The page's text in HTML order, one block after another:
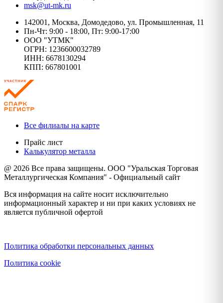
msk@ut-mk.ru
142001, Москва, Домодедово, ул. Промышленная, 11
Пн-Чт: 9:00 - 18:00, Пт: 9:00-17:00
ООО "УТМК"
ОГРН: 1236600032789
ИНН: 6678130294
КПП: 667801001
Все филиалы на карте
Прайс лист
Калькулятор металла
@ 2026 Все права защищены. ООО "Уральская Торговая
Металлургическая Компания" - Официальный сайт
Вся информация на сайте носит исключительно
информационный характер и ни при каких условиях не
является публичной офертой
Политика обработки персональных данных
Политика cookie